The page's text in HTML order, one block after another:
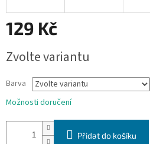
129 Kč
cena:
Zvolte variantu
Barva
Možnosti doručení
Přidat do košíku